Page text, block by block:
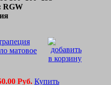
RGW
матовое
Руб. Купить